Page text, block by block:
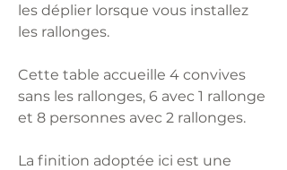
les déplier lorsque vous installez
les rallonges.
Cette table accueille 4 convives
sans les rallonges, 6 avec 1 rallonge
et 8 personnes avec 2 rallonges.
La finition adoptée ici est une